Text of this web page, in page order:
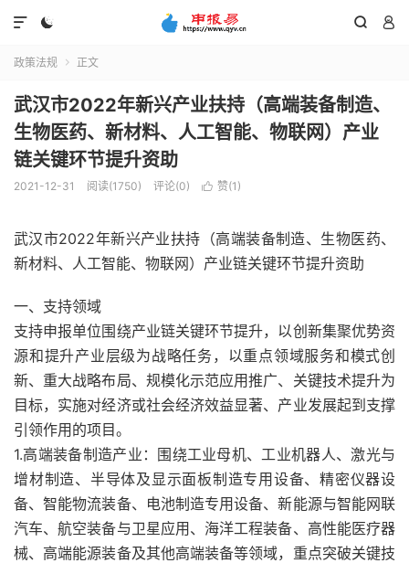
  

政策法规  正文
武汉市2022年新兴产业扶持（高端装备制造、
生物医药、新材料、人工智能、物联网）产业
链关键环节提升资助
2021-12-31 阅读(1750) 评论(0)  赞(1 )
武汉市2022年新兴产业扶持（高端装备制造、生物医药、
新材料、人工智能、物联网）产业链关键环节提升资助
一、支持领域
支持申报单位围绕产业链关键环节提升，以创新集聚优势资
源和提升产业层级为战略任务，以重点领域服务和模式创
新、重大战略布局、规模化示范应用推广、关键技术提升为
目标，实施对经济或社会经济效益显著、产业发展起到支撑
引领作用的项目。
1.高端装备制造产业：围绕工业母机、工业机器人、激光与
增材制造、半导体及显示面板制造专用设备、精密仪器设
备、智能物流装备、电池制造专用设备、新能源与智能网联
汽车、航空装备与卫星应用、海洋工程装备、高性能医疗器
械、高端能源装备及其他高端装备等领域，重点突破关键技